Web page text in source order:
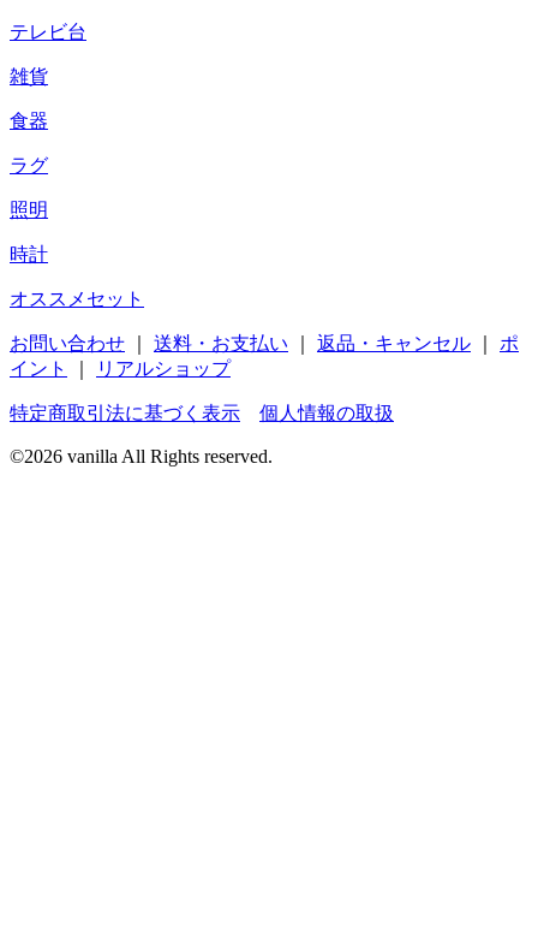
テレビ台
雑貨
食器
ラグ
照明
時計
オススメセット
お問い合わせ 送料・お支払い 返品・キャンセル
ポ
イント
リアルショップ
特定商取引法に基づく表示 個人情報の取扱
©2026 vanilla All Rights reserved.